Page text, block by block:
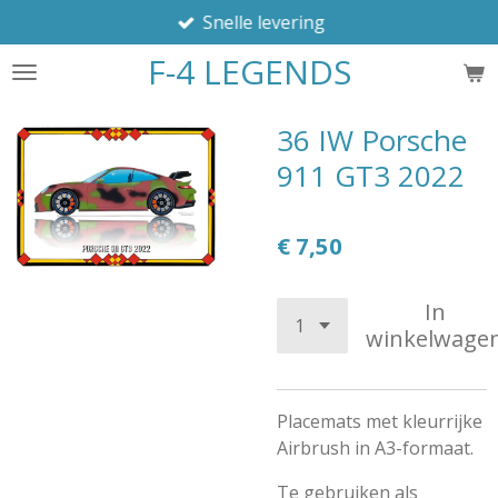
direct
naar
hoofdinhoud
F-4 LEGENDS
Snelle levering
36 IW Porsche
911 GT3 2022
€ 7,50
In
Placemats met kleurrijke
Airbrush in A3-formaat.
Te gebruiken als